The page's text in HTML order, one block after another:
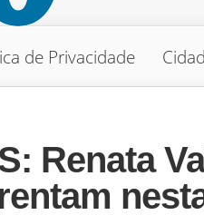
de Privacidade
Renata